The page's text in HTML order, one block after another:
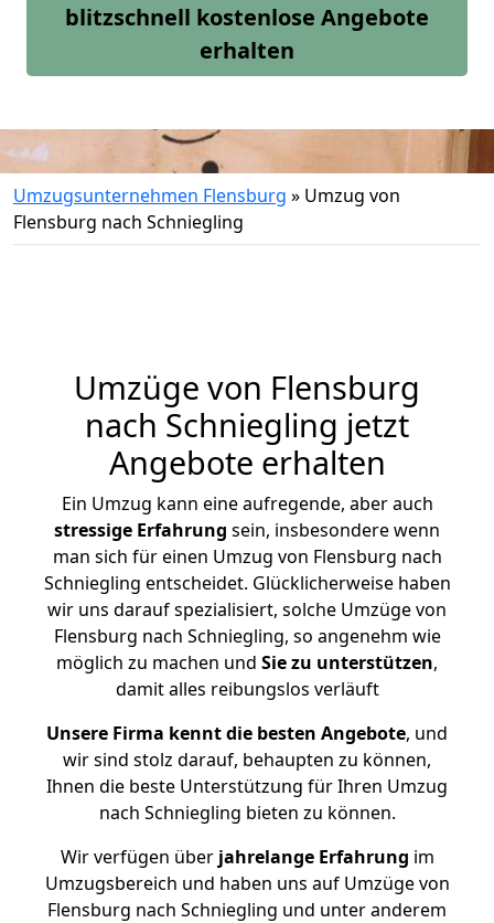
blitzschnell kostenlose Angebote
erhalten
Umzugsunternehmen Flensburg » Umzug von
Flensburg nach Schniegling
Umzüge von Flensburg
nach Schniegling jetzt
Angebote erhalten
Ein Umzug kann eine aufregende, aber auch
stressige Erfahrung sein, insbesondere wenn
man sich für einen Umzug von Flensburg nach
Schniegling entscheidet. Glücklicherweise haben
wir uns darauf spezialisiert, solche Umzüge von
Flensburg nach Schniegling, so angenehm wie
möglich zu machen und Sie zu unterstützen,
damit alles reibungslos verläuft
Unsere Firma kennt die besten Angebote, und
wir sind stolz darauf, behaupten zu können,
Ihnen die beste Unterstützung für Ihren Umzug
nach Schniegling bieten zu können.
Wir verfügen überjahrelange Erfahrung im
Umzugsbereich und haben uns auf Umzüge von
Flensburg nach Schniegling und unter anderem